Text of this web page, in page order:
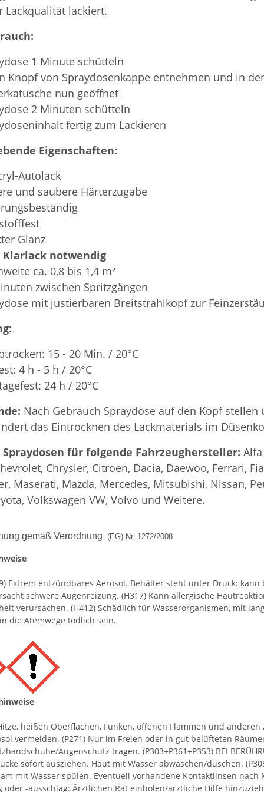
Lackqualität lackiert.
1 Minute schütteln
Knopf von Spraydosenkappe entnehmen und in
nun geöffnet
2 Minuten schütteln
fertig zum Lackieren
Eigenschaften:
Autolack
und saubere Härterzugabe
Glanz
notwendig
ca. 0,8 bis 1,4 m²
zwischen Spritzgängen
mit justierbaren Breitstrahlkopf zur
15 - 20 Min. / 20°C
4 h - 5 h / 20°C
24 h / 20°C
Nach Gebrauch Spraydose auf den Kopf
das Eintrocknen des Lackmaterials im
für folgende Fahrzeughersteller:
Chrysler, Citroen, Dacia, Daewoo, Ferrari,
Maserati, Mazda, Mercedes, Mitsubishi, Nissan,
Volkswagen VW, Volvo und Weitere.
gemäß Verordnung (EG) Nr. 1272/2008
Extrem entzündbares Aerosol. Behälter steht unter Druck:
schwere Augenreizung. (H317) Kann allergische
verursachen. (H412) Schädlich für Wasserorganismen, mit
die Atemwege tödlich sein.
heißen Oberflächen, Funken, offenen Flammen und
vermeiden. (P271) Nur im Freien oder in gut belüfteten
Augenschutz tragen. (P303+P361+P353) BEI
sofort ausziehen. Haut mit Wasser abwaschen/duschen.
mit Wasser spülen. Eventuell vorhandene Kontaktlinsen nach
oder -ausschlag: Ärztlichen Rat einholen/ärztliche Hilfe